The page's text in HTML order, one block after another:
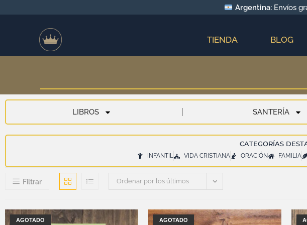
Argentina:Envíos
TIENDA BLOG
LIBROS SANTERÍA
CATEGORÍAS
INFANTIL VIDA CRISTIANA ORACIÓN FAMILIA
Filtrar Ordenar por los últimos
AGOTADO AGOTADO